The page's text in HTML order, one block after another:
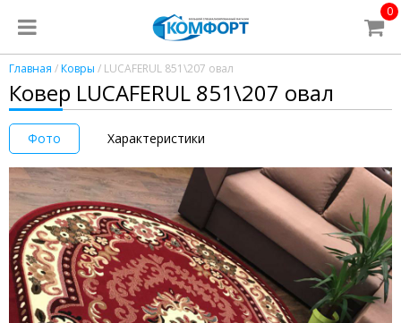
0
Главная /Ковры / LUCAFERUL 851\207 овал
Ковер LUCAFERUL 851\207 овал
Фото Характеристики